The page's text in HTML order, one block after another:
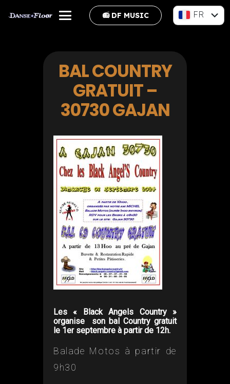
📻 DF MUSIC
FR
BAL COUNTRY
GRATUIT –
30730 GAJAN
Les « Black Angels Country »
organise son bal Country gratuit
le 1er septembre à partir de 12h.
Balade Motos à partir de
9h30